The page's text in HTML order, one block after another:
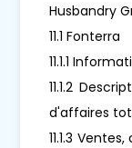
Husbandry
11.1 Fonterra
11.1.1
11.1.2
d'affaires
11.1.3